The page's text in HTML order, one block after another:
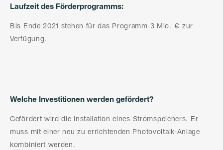
Laufzeit des Förderprogramms:
Bis Ende 2021 stehen für das Programm 3 Mio. € zur
Verfügung.
Welche Investitionen werden gefördert?
Gefördert wird die Installation eines Stromspeichers. Er
muss mit einer neu zu errichtenden Photovoltaik-Anlage
kombiniert werden.